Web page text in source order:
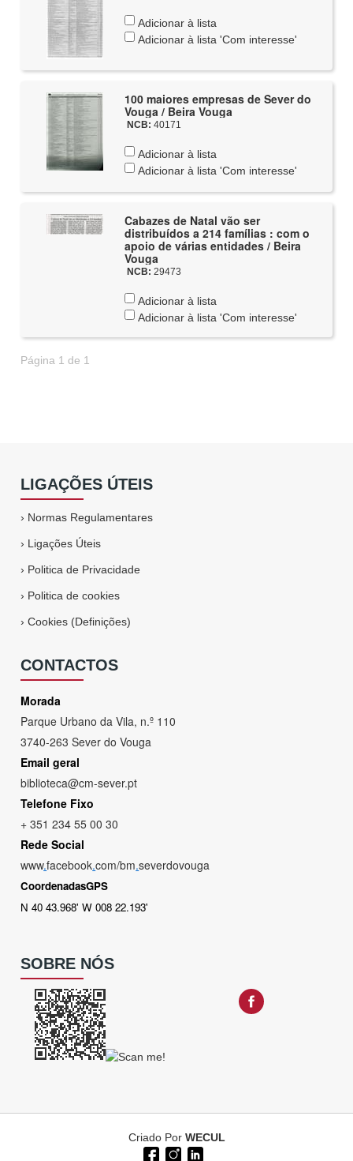
Adicionar à lista
Adicionar à lista 'Com interesse'
100 maiores empresas de Sever do
Vouga / Beira Vouga
NCB: 40171
Adicionar à lista
Adicionar à lista 'Com interesse'
Cabazes de Natal vão ser
distribuídos a 214 famílias : com o
apoio de várias entidades / Beira
Vouga
NCB: 29473
Adicionar à lista
Adicionar à lista 'Com interesse'
Página 1 de 1
LIGAÇÕES ÚTEIS
› Normas Regulamentares
› Ligações Úteis
› Politica de Privacidade
› Politica de cookies
›Cookies (Definições)
CONTACTOS
Morada
Parque Urbano da Vila, n.º 110
3740-263 Sever do Vouga
Email geral
biblioteca@cm-sever.pt
Telefone Fixo
+ 351 234 55 00 30
Rede Social
www.facebook.com/bm.severdovouga
CoordenadasGPS
N 40 43.968' W 008 22.193'
SOBRE NÓS
Criado Por WECUL